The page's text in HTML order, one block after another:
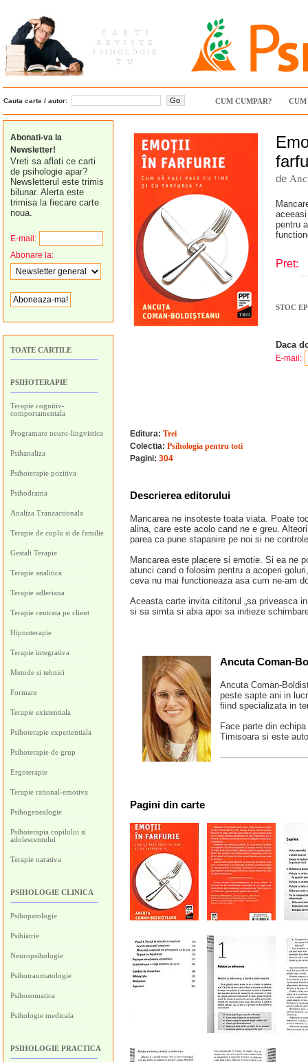
Cauta carte / autor: CUM CUMPAR? CUM
Abonati-va la
Newsletter!
Vreti sa aflati ce carti
de psihologie apar?
Newsletterul este trimis
bilunar. Alerta este
trimisa la fiecare carte
noua.
E-mail:
Abonare la:
TOATE CARTILE
PSIHOTERAPIE
Terapie cognitiv-
comportamentala
Programare neuro-lingvistica
Psihanaliza
Psihoterapie pozitiva
Psihodrama
Analiza Tranzactionala
Terapie de cuplu si de familie
Gestalt Terapie
Terapie analitica
Terapie adleriana
Terapie centrata pe client
Hipnoterapie
Terapie integrativa
Metode si tehnici
Formare
Terapie existentiala
Psihoterapie experientiala
Psihoterapie de grup
Ergoterapie
Terapie rational-emotiva
Psihogenealogie
Psihoterapia copilului si
adolescentului
Terapie narativa
PSIHOLOGIE CLINICA
Psihopatologie
Psihiatrie
Neuropsihologie
Psihotraumatologie
Psihosomatica
Psihologie medicala
PSIHOLOGIE PRACTICA
de
pentru
Pret:
STOC
Daca
E-mail:
Editura: Trei
Colectia: Psihologia pentru toti
Pagini: 304
Descrierea editorului
Mancarea ne insoteste toata viata. Poate
alina, care este acolo cand ne e greu.
parea ca pune stapanire pe noi si ne
Mancarea este placere si emotie. Si ea ne
atunci cand o folosim pentru a acoperi
ceva nu mai functioneaza asa cum ne-am
Aceasta carte invita cititorul „sa priveasca
si sa simta si abia apoi sa initieze
Ancuta Coman-
Ancuta Coman-
peste sapte ani in
fiind specializata in
Face parte din
Timisoara si este
Pagini din carte